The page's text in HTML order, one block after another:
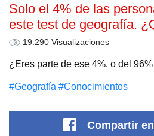
Solo el 4% de las
este test de geografía.
19.290 Visualizaciones
¿Eres parte de ese 4%, o del
#Geografía #Conocimientos
Compartir